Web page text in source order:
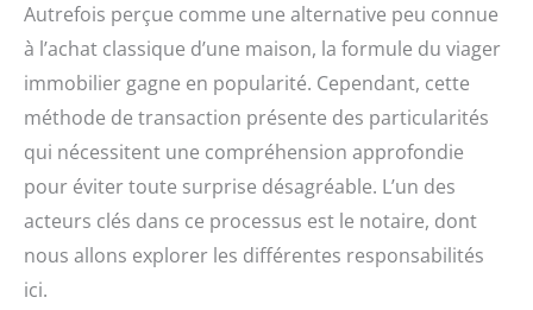
Autrefois perçue comme une alternative peu connue
à l’achat classique d’une maison, la formule du viager
immobilier gagne en popularité. Cependant, cette
méthode de transaction présente des particularités
qui nécessitent une compréhension approfondie
pour éviter toute surprise désagréable. L’un des
acteurs clés dans ce processus est le notaire, dont
nous allons explorer les différentes responsabilités
ici.